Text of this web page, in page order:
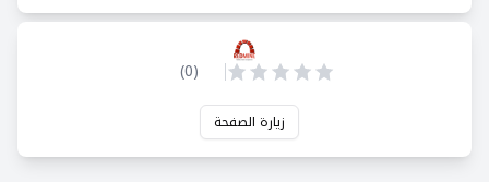
(
0
)
زيارة الصفحة